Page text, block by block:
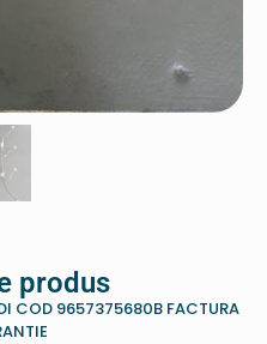
produs
COD 9657375680B FACTURA